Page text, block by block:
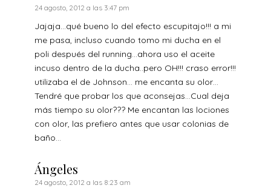
24 agosto, 2012 a las 3:47 pm
Jajaja…qué bueno lo del efecto escupitajo!!! a mi
me pasa, incluso cuando tomo mi ducha en el
poli después del running…ahora uso el aceite
incuso dentro de la ducha..pero OH!!! craso error!!!
utilizaba el de Johnson… me encanta su olor…
Tendré que probar los que aconsejas…Cual deja
más tiempo su olor??? Me encantan las lociones
con olor, las prefiero antes que usar colonias de
baño…
Ángeles
24 agosto, 2012 a las 8:23 am